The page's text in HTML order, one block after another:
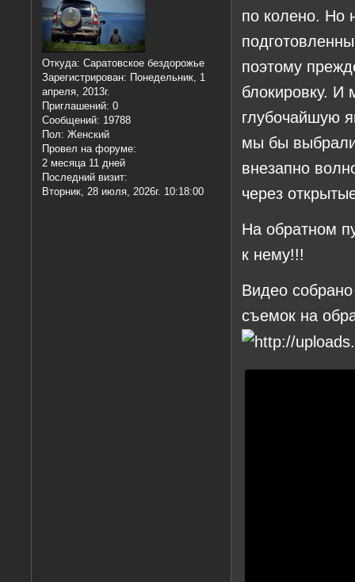
Откуда: Саратовское бездорожье
Зарегистрирован: Понедельник, 1
апреля, 2013г.
Приглашений: 0
Сообщений: 19788
Пол: Женский
Провел на форуме:
2 месяца 11 дней
Последний визит:
Вторник, 28 июля, 2026г. 10:18:00
по колено. Но
поэтому
блокировку. И
глубочайшую
мы бы
внезапно
через
На обратном
к нему!!!
Видео собрано
съемок на